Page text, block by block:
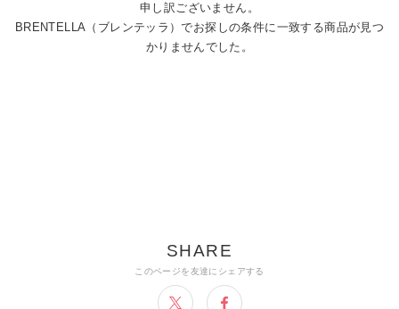
申し訳ございません。
BRENTELLA（ブレンテッラ）でお探しの条件に一致する商品が見つ
かりませんでした。